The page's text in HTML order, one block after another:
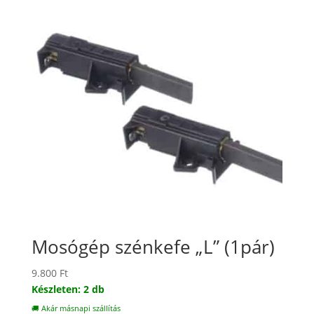
Mosógép szénkefe „L” (1pár)
9.800 Ft
Készleten: 2 db
🚚 Akár másnapi szállítás